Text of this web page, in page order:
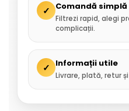
✓ Comandă simplă
Filtrezi rapid, alegi
complicații.
✓ Informații utile
Livrare, plată, retur